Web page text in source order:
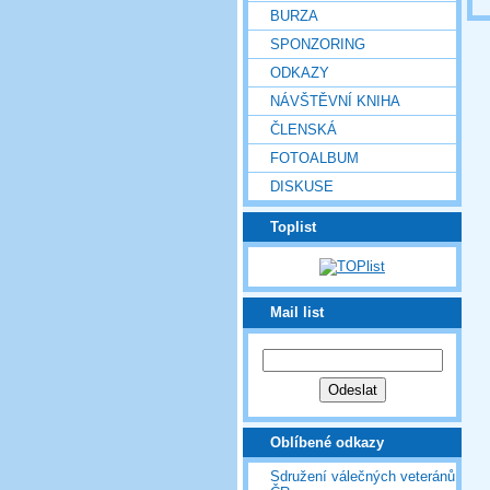
BURZA
SPONZORING
ODKAZY
NÁVŠTĚVNÍ KNIHA
ČLENSKÁ
FOTOALBUM
DISKUSE
Toplist
Mail list
Oblíbené odkazy
Sdružení válečných veteránů